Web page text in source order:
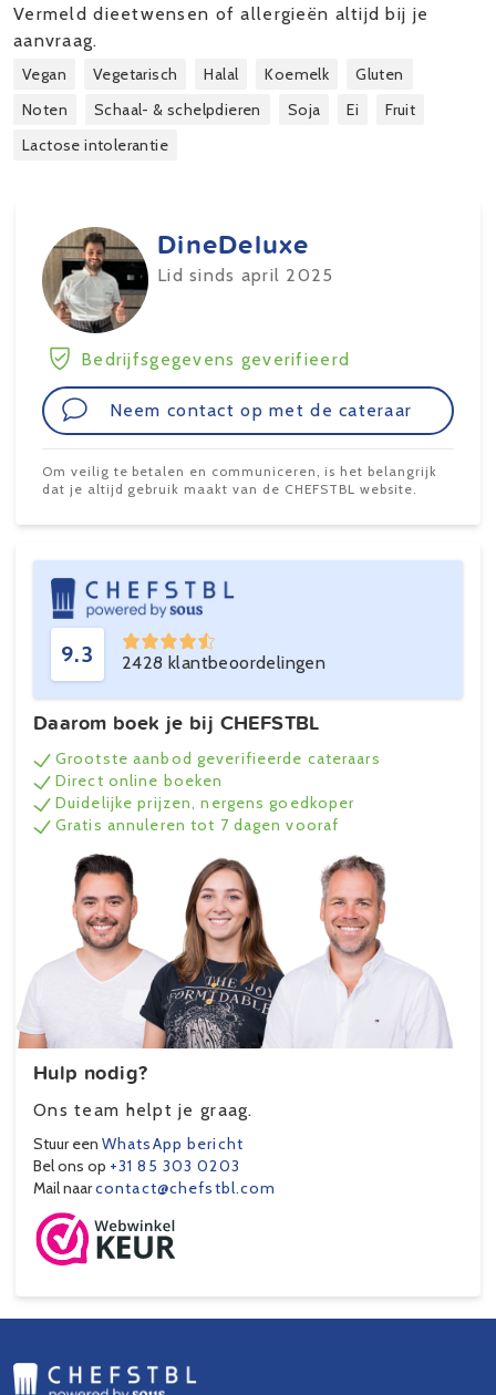
Vermeld dieetwensen of allergieën altijd bij je
aanvraag.
Vegan Vegetarisch Halal Koemelk
Gluten
Noten
Schaal- & schelpdieren Soja Ei
Fruit
Lactose intolerantie
DineDeluxe
Lid sinds april 2025
Bedrijfsgegevens geverifieerd
Neem contact op met de cateraar
Om veilig te betalen en communiceren, is het belangrijk
dat je altijd gebruik maakt van de CHEFSTBL website.
9.3 2428 klantbeoordelingen
Daarom boek je bij CHEFSTBL
Grootste aanbod geverifieerde cateraars
Direct online boeken
Duidelijke prijzen, nergens goedkoper
Gratis annuleren tot 7 dagen vooraf
Hulp nodig?
Ons team helpt je graag.
Stuur een WhatsApp bericht
Bel ons op +31 85 303 0203
Mail naarcontact@chefstbl.com